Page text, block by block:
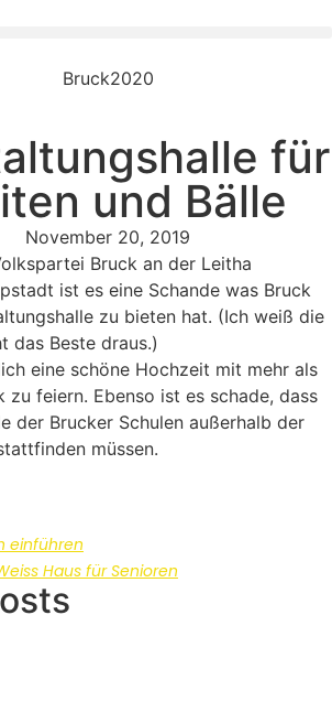
Bruck2020
für
und Bälle
November 20, 2019
Bruck an der Leitha
ist es eine Schande was Bruck
zu bieten hat. (Ich weiß die
das Beste draus.)
eine schöne Hochzeit mit mehr als
zu feiern. Ebenso ist es schade, dass
der Brucker Schulen außerhalb der
müssen.
einführen
Haus für Senioren